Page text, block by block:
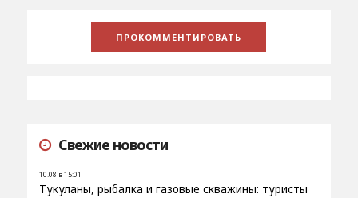
Свежие новости
10.08 в 15:01
Тукуланы, рыбалка и газовые скважины: туристы